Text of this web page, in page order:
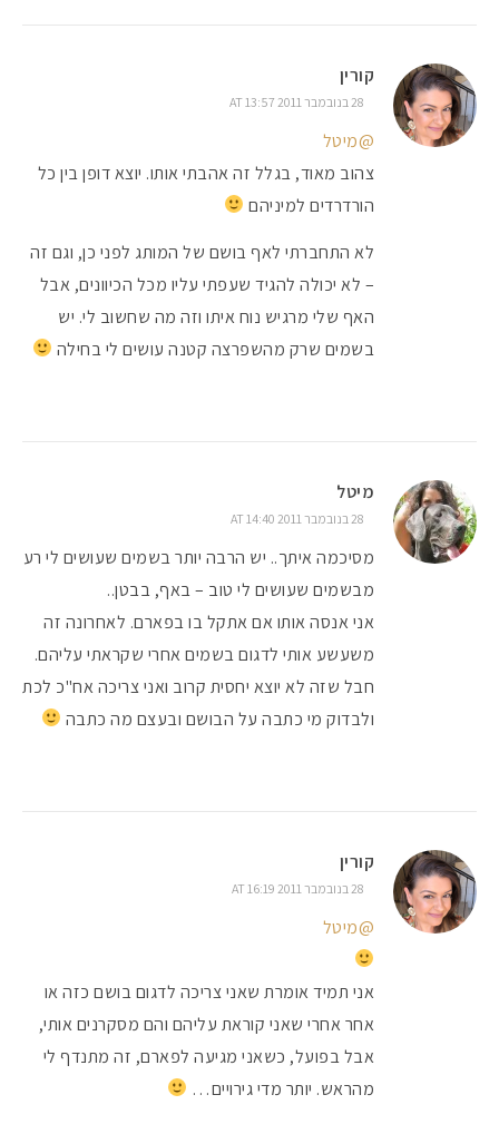
קורין
28 בנובמבר 2011 AT 13:57
@מיטל
צהוב מאוד, בגלל זה אהבתי אותו. יוצא דופן בין כל
הורדרדים למיניהם
לא התחברתי לאף בושם של המותג לפני כן, וגם זה
– לא יכולה להגיד שעפתי עליו מכל הכיוונים, אבל
האף שלי מרגיש נוח איתו וזה מה שחשוב לי. יש
בשמים שרק מהשפרצה קטנה עושים לי בחילה
מיטל
28 בנובמבר 2011 AT 14:40
מסיכמה איתך.. יש הרבה יותר בשמים שעושים לי רע
מבשמים שעושים לי טוב – באף, בבטן..
אני אנסה אותו אם אתקל בו בפארם. לאחרונה זה
משעשע אותי לדגום בשמים אחרי שקראתי עליהם.
חבל שזה לא יוצא יחסית קרוב ואני צריכה אח"כ לכת
ולבדוק מי כתבה על הבושם ובעצם מה כתבה
קורין
28 בנובמבר 2011 AT 16:19
@מיטל
אני תמיד אומרת שאני צריכה לדגום בושם כזה או
אחר אחרי שאני קוראת עליהם והם מסקרנים אותי,
אבל בפועל, כשאני מגיעה לפארם, זה מתנדף לי
מהראש. יותר מדי גירויים…